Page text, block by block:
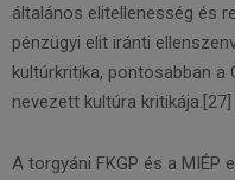
általános elitellenesség és
pénzügyi elit iránti
kultúrkritika, pontosabban
nevezett kultúra kritikája.[27]
A torgyáni FKGP és a MIÉP